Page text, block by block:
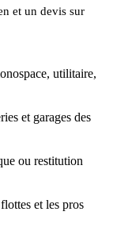
et un devis sur
utilitaire,
et garages des
ou restitution
et les pros